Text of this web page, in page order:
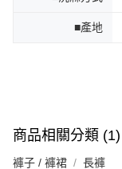
■產地
商品相關分類 (1)
褲子 / 褲裙 長褲